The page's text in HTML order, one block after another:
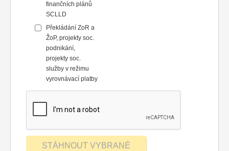
finančních plánů
SCLLD
Překládání ZoR a
ŽoP, projekty soc.
podnikání,
projekty soc.
služby v režimu
vyrovnávací platby